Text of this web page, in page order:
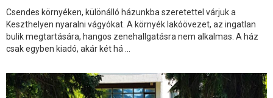
Csendes környéken, különálló házunkba szeretettel várjuk a
Keszthelyen nyaralni vágyókat. A környék lakóövezet, az ingatlan
bulik megtartására, hangos zenehallgatásra nem alkalmas. A ház
csak egyben kiadó, akár két há ...